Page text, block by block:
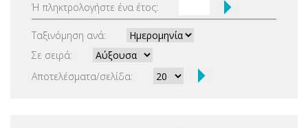
Ή πληκτρολογήστε ένα έτος:
Ταξινόμηση ανά:
Σε σειρά:
Αποτελέσματα/σελίδα: